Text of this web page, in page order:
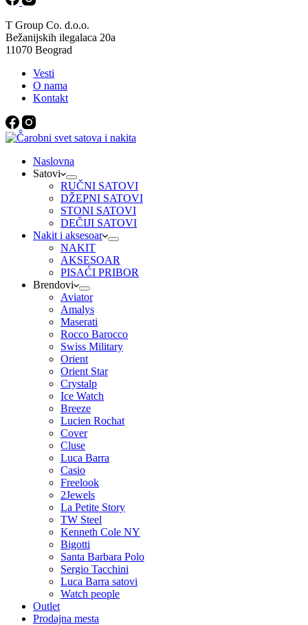
T Group Co. d.o.o.
Bežanijskih ilegalaca 20a
11070 Beograd
Vesti
O nama
Kontakt
Naslovna
Satovi
RUČNI SATOVI
DŽEPNI SATOVI
STONI SATOVI
DEČIJI SATOVI
Nakit i aksesoar
NAKIT
AKSESOAR
PISAĆI PRIBOR
Brendovi
Aviator
Amalys
Maserati
Rocco Barocco
Swiss Military
Orient
Orient Star
Crystalp
Ice Watch
Breeze
Lucien Rochat
Cover
Cluse
Luca Barra
Casio
Freelook
2Jewels
La Petite Story
TW Steel
Kenneth Cole NY
Bigotti
Santa Barbara Polo
Sergio Tacchini
Luca Barra satovi
Watch people
Outlet
Prodajna mesta